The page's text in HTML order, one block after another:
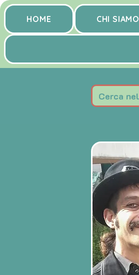
HOME CHI SIAMO